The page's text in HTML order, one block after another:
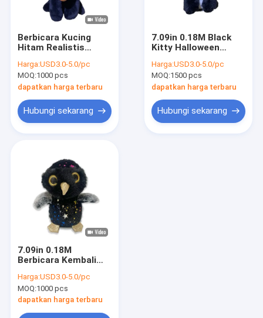
Berbicara Kucing
Hitam Realistis
Animal 0.18M 7.09ft
Harga:USD3.0-5.0/pc
MOQ:1000 pcs
dapatkan harga terbaru
Hubungi sekarang
7.09in 0.18M Black
Kitty Halloween
Baterai
Harga:USD3.0-5.0/pc
MOQ:1500 pcs
dapatkan harga terbaru
Hubungi sekarang
7.09in 0.18M
Berbicara Kembali
Snowy Owl Stuffed
Animal
Harga:USD3.0-5.0/pc
MOQ:1000 pcs
dapatkan harga terbaru